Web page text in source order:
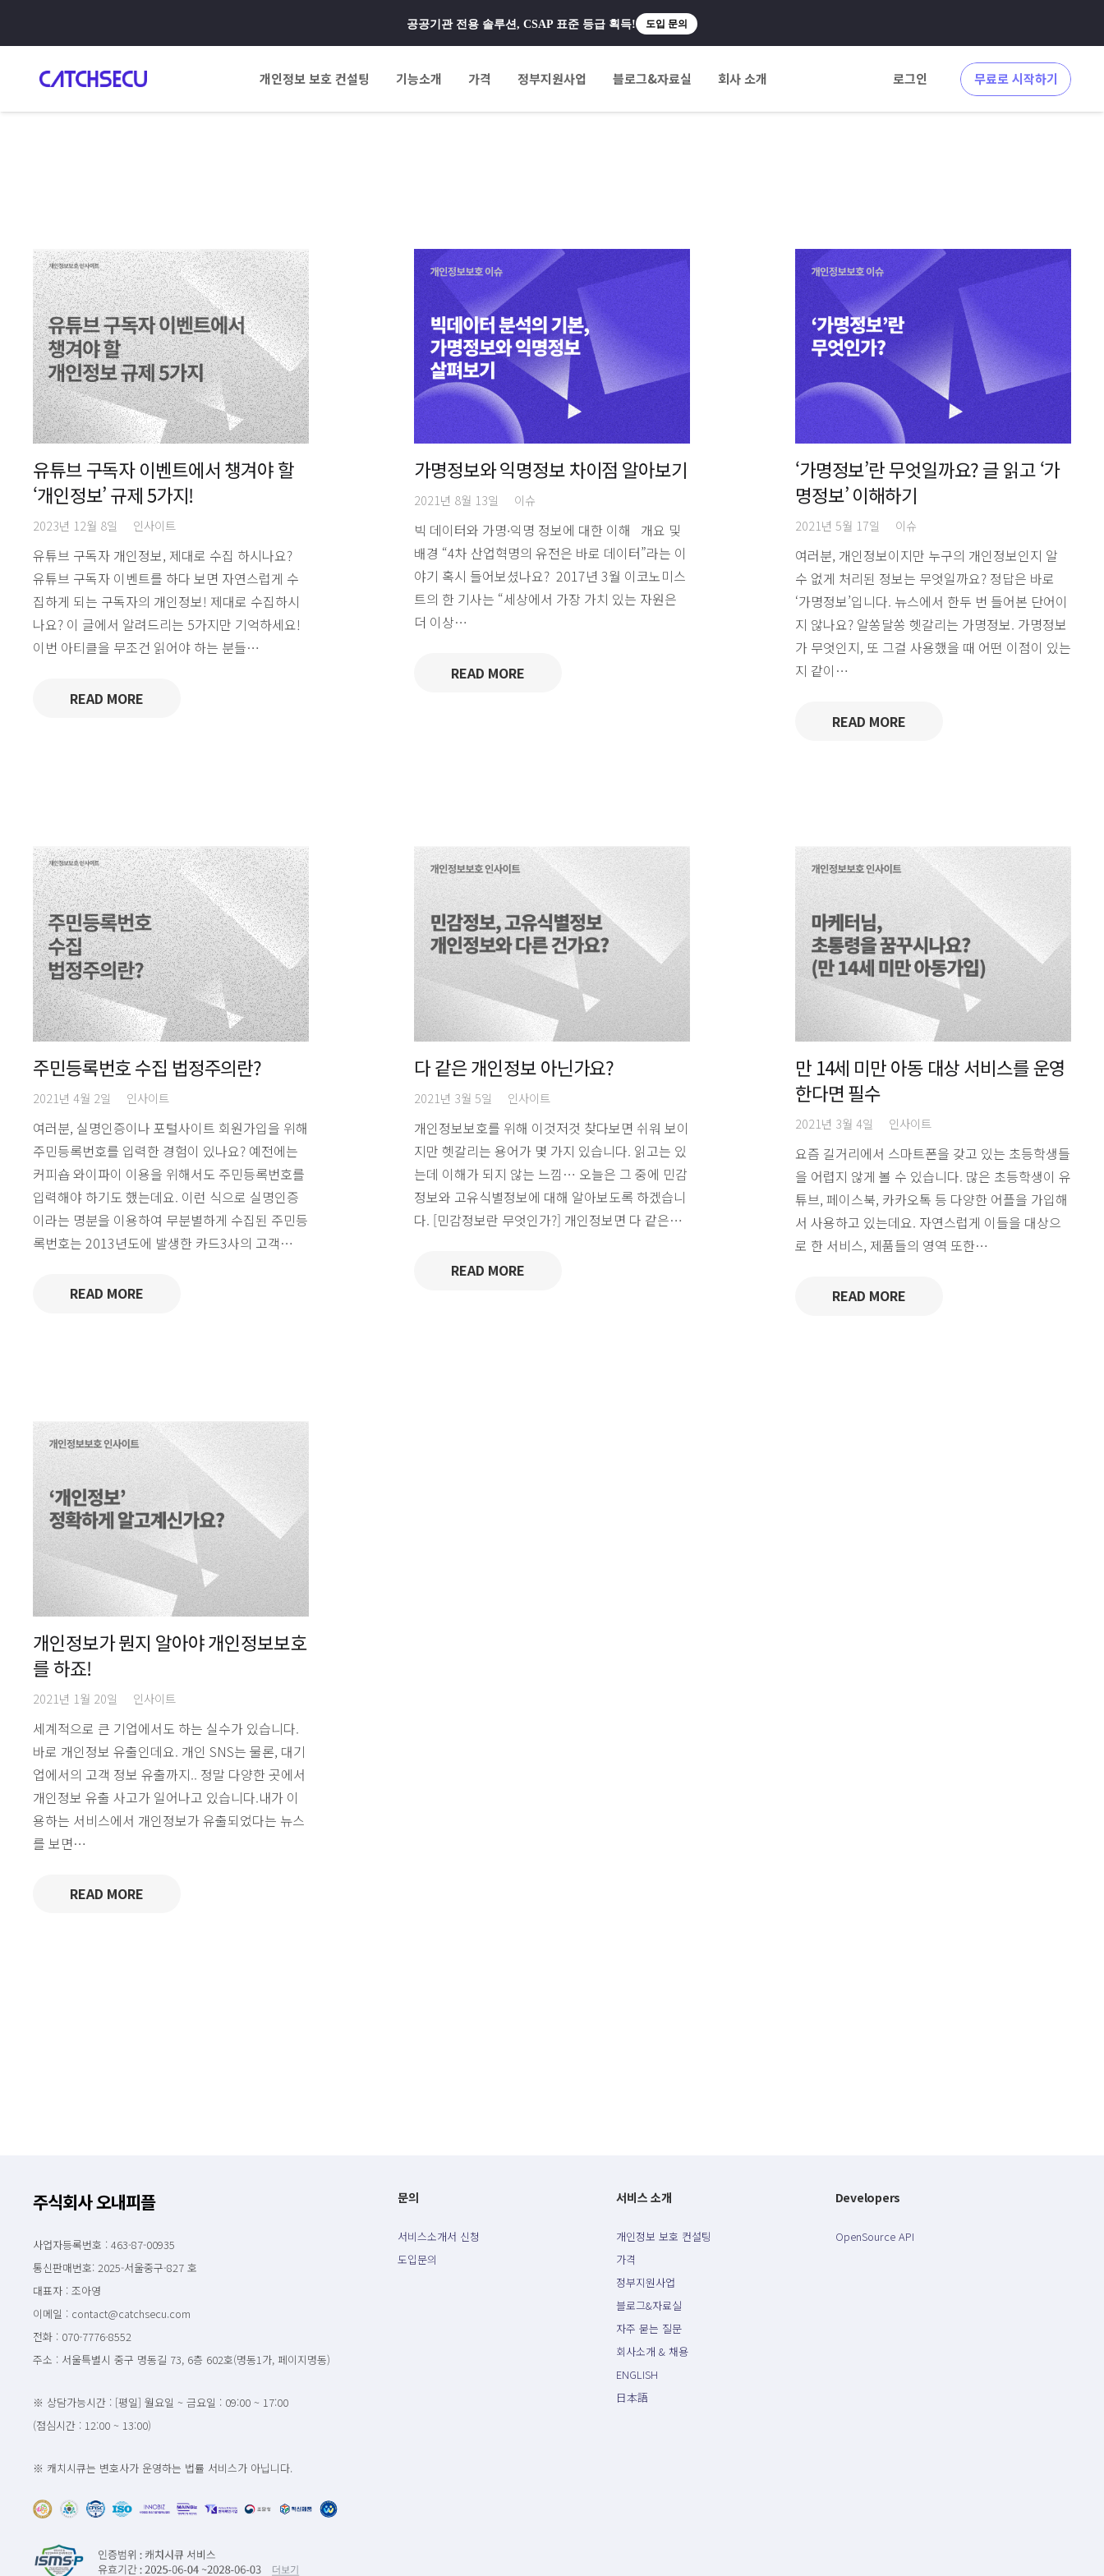
공공기관 전용 솔루션, CSAP 표준 등급 획득! 도입 문의
개인정보 보호 컨설팅 기능소개 가격 정부지원사업 블로그&자료실 회사 소개 로그인 무료로 시작하기
유튜브 구독자 이벤트에서 챙겨야 할
‘개인정보’ 규제 5가지!
2023년 12월 8일 인사이트
유튜브 구독자 개인정보, 제대로 수집 하시나요?
유튜브 구독자 이벤트를 하다 보면 자연스럽게 수
집하게 되는 구독자의 개인정보! 제대로 수집하시
나요? 이 글에서 알려드리는 5가지만 기억하세요!
이번 아티클을 무조건 읽어야 하는 분들…
READ MORE
가명정보와 익명정보 차이점 알아보기
2021년 8월 13일 이슈
빅 데이터와 가명∙익명 정보에 대한 이해 개요 및
배경 “4차 산업혁명의 유전은 바로 데이터”라는 이
야기 혹시 들어보셨나요? 2017년 3월 이코노미스
트의 한 기사는 “세상에서 가장 가치 있는 자원은
더 이상…
READ MORE
‘가명정보’란 무엇일까요? 글 읽고 ‘가
명정보’ 이해하기
2021년 5월 17일 이슈
여러분, 개인정보이지만 누구의 개인정보인지 알
수 없게 처리된 정보는 무엇일까요? 정답은 바로
‘가명정보’입니다. 뉴스에서 한두 번 들어본 단어이
지 않나요? 알쏭달쏭 헷갈리는 가명정보. 가명정보
가 무엇인지, 또 그걸 사용했을 때 어떤 이점이 있는
지 같이…
READ MORE
주민등록번호 수집 법정주의란?
2021년 4월 2일 인사이트
여러분, 실명인증이나 포털사이트 회원가입을 위해
주민등록번호를 입력한 경험이 있나요? 예전에는
커피숍 와이파이 이용을 위해서도 주민등록번호를
입력해야 하기도 했는데요. 이런 식으로 실명인증
이라는 명분을 이용하여 무분별하게 수집된 주민등
록번호는 2013년도에 발생한 카드3사의 고객…
READ MORE
다 같은 개인정보 아닌가요?
2021년 3월 5일 인사이트
개인정보보호를 위해 이것저것 찾다보면 쉬워 보이
지만 헷갈리는 용어가 몇 가지 있습니다. 읽고는 있
는데 이해가 되지 않는 느낌… 오늘은 그 중에 민감
정보와 고유식별정보에 대해 알아보도록 하겠습니
다. [민감정보란 무엇인가?] 개인정보면 다 같은…
READ MORE
만 14세 미만 아동 대상 서비스를 운영
한다면 필수
2021년 3월 4일 인사이트
요즘 길거리에서 스마트폰을 갖고 있는 초등학생들
을 어렵지 않게 볼 수 있습니다. 많은 초등학생이 유
튜브, 페이스북, 카카오톡 등 다양한 어플을 가입해
서 사용하고 있는데요. 자연스럽게 이들을 대상으
로 한 서비스, 제품들의 영역 또한…
READ MORE
개인정보가 뭔지 알아야 개인정보보호
를 하죠!
2021년 1월 20일 인사이트
세계적으로 큰 기업에서도 하는 실수가 있습니다.
바로 개인정보 유출인데요. 개인 SNS는 물론, 대기
업에서의 고객 정보 유출까지.. 정말 다양한 곳에서
개인정보 유출 사고가 일어나고 있습니다.내가 이
용하는 서비스에서 개인정보가 유출되었다는 뉴스
를 보면…
READ MORE
주식회사 오내피플
사업자등록번호 : 463-87-00935
통신판매번호: 2025-서울중구-827 호
대표자 : 조아영
이메일 : contact@catchsecu.com
전화 : 070-7776-8552
주소 : 서울특별시 중구 명동길 73, 6층 602호(명동1가, 페이지명동)
※ 상담가능시간 : [평일] 월요일 ~ 금요일 : 09:00 ~ 17:00
(점심시간 : 12:00 ~ 13:00)
※ 캐치시큐는 변호사가 운영하는 법률 서비스가 아닙니다.
문의
서비스소개서 신청
도입문의
서비스 소개
개인정보 보호 컨설팅
가격
정부지원사업
블로그&자료실
자주 묻는 질문
회사소개 & 채용
ENGLISH
日本語
Developers
OpenSource API